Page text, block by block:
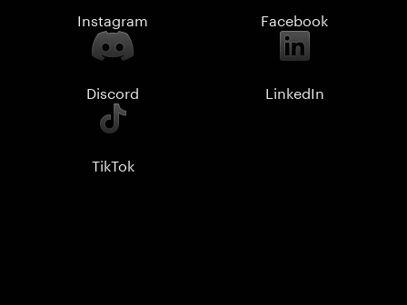
Instagram Facebook
Discord LinkedIn
TikTok